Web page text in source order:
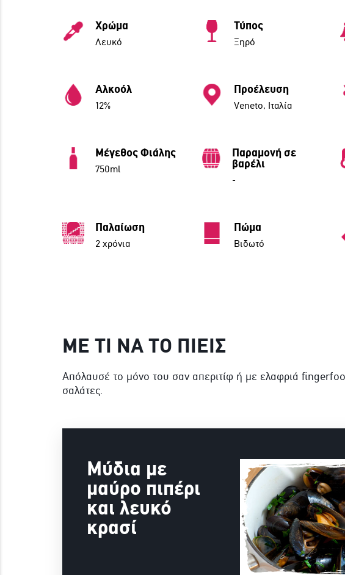
Χρώμα
Λευκό
Τύπος
Ξηρό
Αλκοόλ
12%
Προέλευση
Veneto, Ιταλία
Μέγεθος Φιάλης
750ml
Παραμονή σε
βαρέλι
-
Παλαίωση
2 χρόνια
Πώμα
Βιδωτό
ΜΕ ΤΙ ΝΑ ΤΟ ΠΙΕΙΣ
Απόλαυσέ το μόνο του σαν απεριτίφ ή με ελαφριά
σαλάτες.
Μύδια με
μαύρο πιπέρι
και λευκό
κρασί